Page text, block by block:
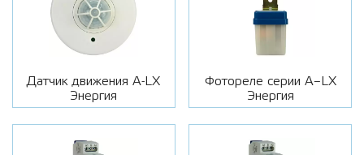
Датчик движения A-LX
Энергия
Фотореле серии A–LX
Энергия